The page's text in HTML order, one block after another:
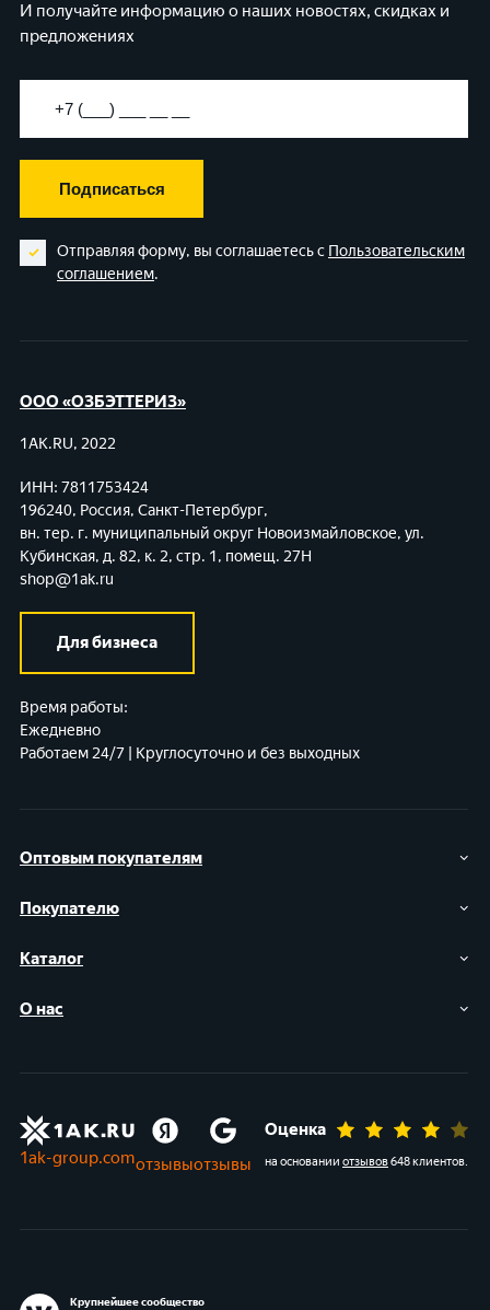
И получайте информацию о наших новостях, скидках и
предложениях
Подписаться
Отправляя форму, вы соглашаетесь с Пользовательским
соглашением.
Оптовым покупателям
Покупателю
Каталог
О нас
ООО «ОЗБЭТТЕРИЗ»
1AK.RU, 2022
ИНН: 7811753424
196240, Россия, Санкт-Петербург,
вн. тер. г. муниципальный округ Новоизмайловское, ул.
Кубинская, д. 82, к. 2, стр. 1, помещ. 27Н
shop@1ak.ru
Для бизнеса
Время работы:
Ежедневно
Работаем 24/7 | Круглосуточно и без выходных
1ak-group.comотзывыотзывы
Оценка
на основании отзывов648 клиентов.
Крупнейшее сообщество